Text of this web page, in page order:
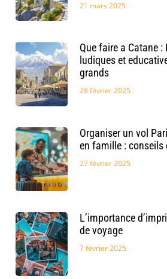
21 mars 2025
Que faire a Catane
ludiques et
grands
28 février 2025
Organiser un vol
en famille : conseils
27 février 2025
L’importance
de voyage
7 février 2025